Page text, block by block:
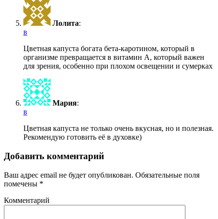
Лолита:
в
Цветная капуста богата бета-каротином, который в
организме превращается в витамин А, который важен
для зрения, особенно при плохом освещении и сумерках
Мария:
в
Цветная капуста не только очень вкусная, но и полезная.
Рекомендую готовить её в духовке)
Добавить комментарий
Ваш адрес email не будет опубликован. Обязательные поля
помечены *
Комментарий